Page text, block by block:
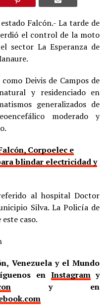
Falcón.- La tarde de
el control de la moto
sector La Esperanza de
Deivis de Campos de
y residenciado en
generalizados de
moderado y
Corpoelec e
blindar electricidad y
al hospital Doctor
Silva. La Policía de
caso.
Venezuela y el Mundo
en Instagramy
y en